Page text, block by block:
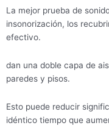
La mejor prueba de
insonorización, los
efectivo.
dan una doble capa de
paredes y pisos.
Esto puede reducir
idéntico tiempo que